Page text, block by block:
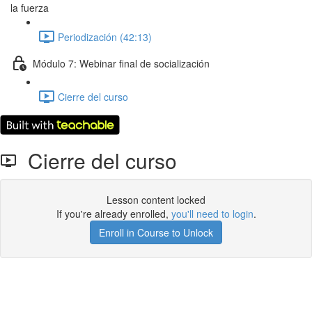
la fuerza
Periodización (42:13)
Módulo 7: Webinar final de socialización
Cierre del curso
Cierre del curso
Lesson content locked
If you're already enrolled, you'll need to login.
Enroll in Course to Unlock